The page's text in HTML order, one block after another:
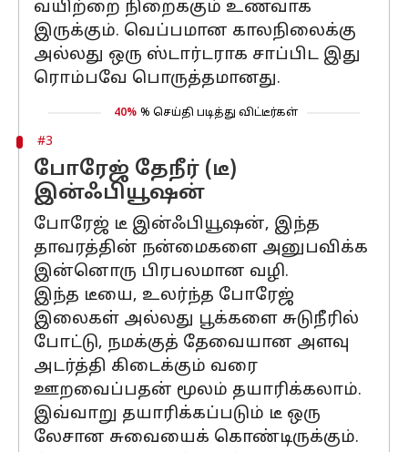
வயிற்றை நிறைக்கும் உணவாக
இருக்கும். வெப்பமான காலநிலைக்கு
அல்லது ஒரு ஸ்டார்டராக சாப்பிட இது
ரொம்பவே பொருத்தமானது.
40% % செய்தி படித்து விட்டீர்கள்
#3
போரேஜ் தேநீர் (டீ)
இன்ஃபியூஷன்
போரேஜ் டீ இன்ஃபியூஷன், இந்த
தாவரத்தின் நன்மைகளை அனுபவிக்க
இன்னொரு பிரபலமான வழி.
இந்த டீயை, உலர்ந்த போரேஜ்
இலைகள் அல்லது பூக்களை சுடுநீரில்
போட்டு, நமக்குத் தேவையான அளவு
அடர்த்தி கிடைக்கும் வரை
ஊறவைப்பதன் மூலம் தயாரிக்கலாம்.
இவ்வாறு தயாரிக்கப்படும் டீ ஒரு
லேசான சுவையைக் கொண்டிருக்கும்.